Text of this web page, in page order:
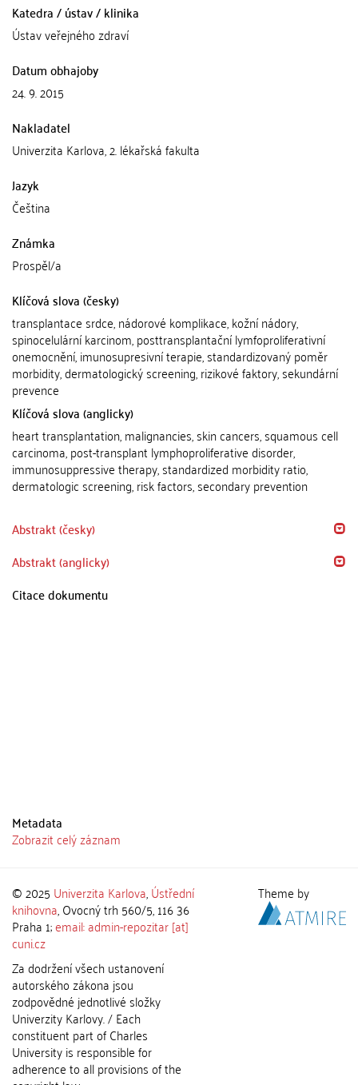
Katedra / ústav / klinika
Ústav veřejného zdraví
Datum obhajoby
24. 9. 2015
Nakladatel
Univerzita Karlova, 2. lékařská fakulta
Jazyk
Čeština
Známka
Prospěl/a
Klíčová slova (česky)
transplantace srdce, nádorové komplikace, kožní nádory,
spinocelulární karcinom, posttransplantační lymfoproliferativní
onemocnění, imunosupresivní terapie, standardizovaný poměr
morbidity, dermatologický screening, rizikové faktory, sekundární
prevence
Klíčová slova (anglicky)
heart transplantation, malignancies, skin cancers, squamous cell
carcinoma, post-transplant lymphoproliferative disorder,
immunosuppressive therapy, standardized morbidity ratio,
dermatologic screening, risk factors, secondary prevention
Abstrakt (česky)
Abstrakt (anglicky)
Citace dokumentu
Metadata
Zobrazit celý záznam
© 2025 Univerzita Karlova,Ústřední
knihovna, Ovocný trh 560/5, 116 36
Praha 1;email: admin-repozitar [at]
cuni.cz
Za dodržení všech ustanovení
autorského zákona jsou
zodpovědné jednotlivé složky
Univerzity Karlovy. / Each
constituent part of Charles
University is responsible for
adherence to all provisions of the
Theme by